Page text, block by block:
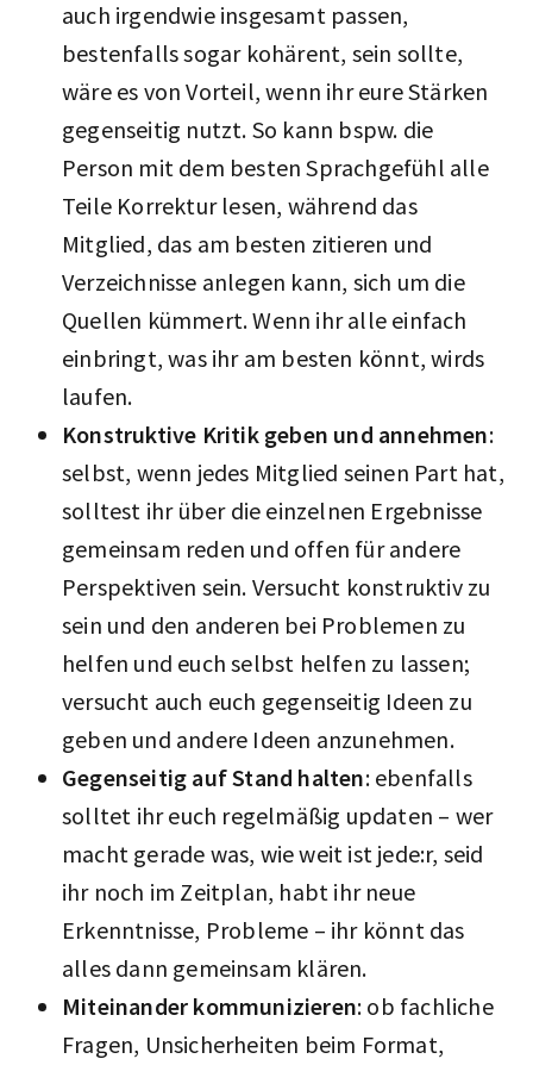
auch irgendwie insgesamt passen,
bestenfalls sogar kohärent, sein sollte,
wäre es von Vorteil, wenn ihr eure Stärken
gegenseitig nutzt. So kann bspw. die
Person mit dem besten Sprachgefühl alle
Teile Korrektur lesen, während das
Mitglied, das am besten zitieren und
Verzeichnisse anlegen kann, sich um die
Quellen kümmert. Wenn ihr alle einfach
einbringt, was ihr am besten könnt, wirds
laufen.
Konstruktive Kritik geben und annehmen:
selbst, wenn jedes Mitglied seinen Part hat,
solltest ihr über die einzelnen Ergebnisse
gemeinsam reden und offen für andere
Perspektiven sein. Versucht konstruktiv zu
sein und den anderen bei Problemen zu
helfen und euch selbst helfen zu lassen;
versucht auch euch gegenseitig Ideen zu
geben und andere Ideen anzunehmen.
Gegenseitig auf Stand halten: ebenfalls
solltet ihr euch regelmäßig updaten – wer
macht gerade was, wie weit ist jede:r, seid
ihr noch im Zeitplan, habt ihr neue
Erkenntnisse, Probleme – ihr könnt das
alles dann gemeinsam klären.
Miteinander kommunizieren: ob fachliche
Fragen, Unsicherheiten beim Format,